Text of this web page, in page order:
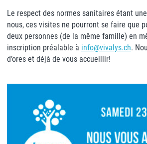
Le respect des normes sanitaires étant
nous, ces visites ne pourront se faire que
deux personnes (de la même famille) en
inscription préalable à info@vivalys.ch.
d’ores et déjà de vous accueillir!